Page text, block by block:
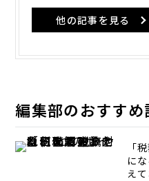
他の記事を見る
編集部のおすすめ
「
に
え